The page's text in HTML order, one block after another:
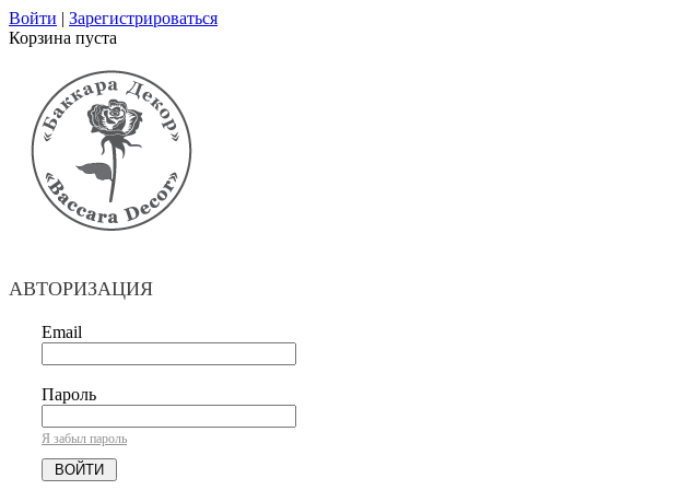
Войти | Зарегистрироваться
Корзина пуста
АВТОРИЗАЦИЯ
Email
Пароль
Я забыл пароль